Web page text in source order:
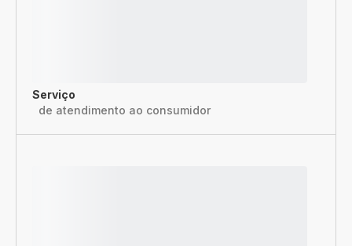
Serviço
de atendimento ao consumidor